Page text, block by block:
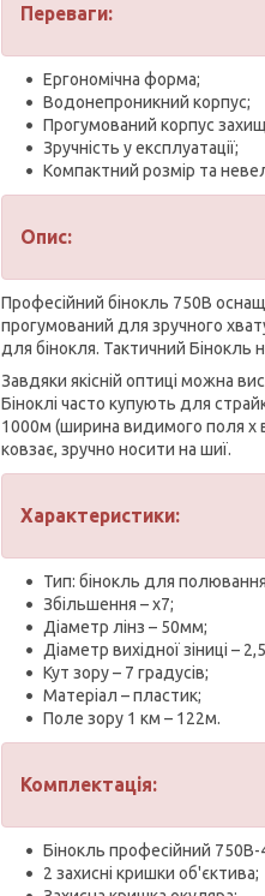
Переваги:
Ергономічна форма;
Водонепроникний корпус;
Прогумований корпус
Зручність у експлуатації;
Компактний розмір та
Опис:
Професійний бінокль 750B
прогумований для зручного
для бінокля. Тактичний Бінокль
Завдяки якісній оптиці можна
Біноклі часто купують для
1000м (ширина видимого поля x
ковзає, зручно носити на шиї.
Характеристики:
Тип: бінокль для
Збільшення – х7;
Діаметр лінз – 50мм;
Діаметр вихідної зіниці –
Кут зору – 7 градусів;
Матеріал – пластик;
Поле зору 1 км – 122м.
Комплектація:
Бінокль професійний 750B-
2 захисні кришки об'єктива;